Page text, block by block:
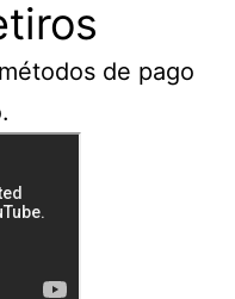
de pago